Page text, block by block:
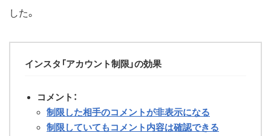
した。
インスタ「アカウント制限」の効果
コメント：
制限した相手のコメントが非表示になる
制限していてもコメント内容は確認できる